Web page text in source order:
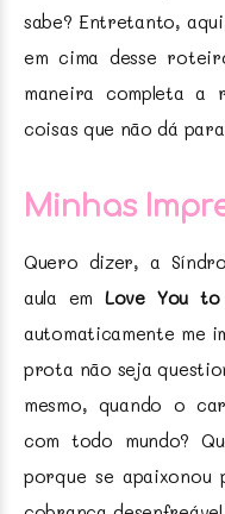
sabe? Entretanto,
em cima desse
maneira completa a
coisas que não dá
Minhas
Quero dizer, a
aula emLove You to
automaticamente me
prota não seja
mesmo, quando o
com todo mundo?
porque se apaixonou